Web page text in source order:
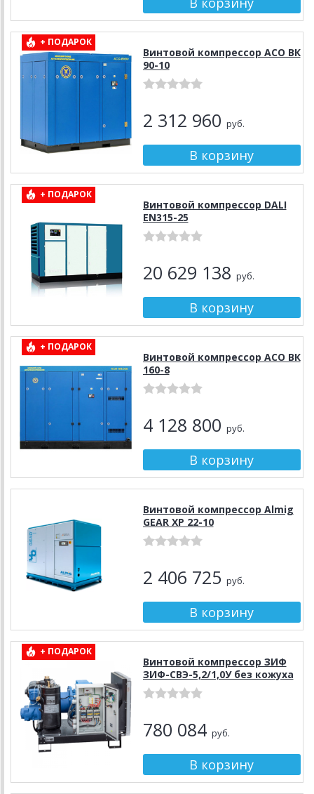
+ ПОДАРОК
Винтовой компрессор АСО ВК
90-10
2 312 960 руб.
+ ПОДАРОК
Винтовой компрессор DALI
EN315-25
20 629 138 руб.
+ ПОДАРОК
Винтовой компрессор АСО ВК
160-8
4 128 800 руб.
Винтовой компрессор Almig
GEAR XP 22-10
2 406 725 руб.
+ ПОДАРОК
Винтовой компрессор ЗИФ
ЗИФ-СВЭ-5,2/1,0У без кожуха
780 084 руб.